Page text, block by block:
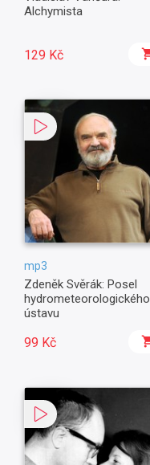
Alchymista
129 Kč
mp3
Zdeněk Svěrák: Posel
hydrometeorologického
ústavu
99 Kč